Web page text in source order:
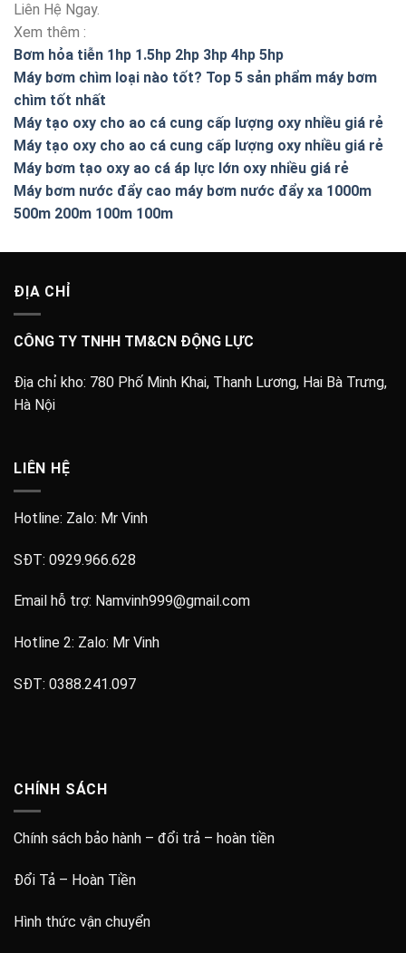
Liên Hệ Ngay.
Xem thêm :
Bơm hỏa tiễn 1hp 1.5hp 2hp 3hp 4hp 5hp
Máy bơm chìm loại nào tốt? Top 5 sản phẩm máy bơm
chìm tốt nhất
Máy tạo oxy cho ao cá cung cấp lượng oxy nhiều giá rẻ
Máy tạo oxy cho ao cá cung cấp lượng oxy nhiều giá rẻ
Máy bơm tạo oxy ao cá áp lực lớn oxy nhiều giá rẻ
Máy bơm nước đẩy cao máy bơm nước đẩy xa 1000m
500m 200m 100m 100m
ĐỊA CHỈ
CÔNG TY TNHH TM&CN ĐỘNG LỰC
Địa chỉ kho: 780 Phố Minh Khai, Thanh Lương, Hai Bà Trưng,
Hà Nội
LIÊN HỆ
Hotline: Zalo: Mr Vinh
SĐT: 0929.966.628
Email hỗ trợ: Namvinh999@gmail.com
Hotline 2: Zalo: Mr Vinh
SĐT: 0388.241.097
CHÍNH SÁCH
Chính sách bảo hành – đổi trả – hoàn tiền
Đổi Tả – Hoàn Tiền
Hình thức vận chuyển